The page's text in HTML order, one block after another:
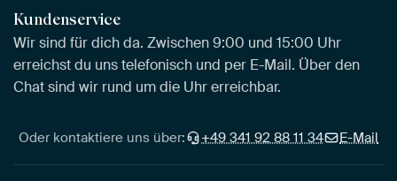
Kundenservice
Wir sind für dich da. Zwischen 9:00 und 15:00 Uhr
erreichst du uns telefonisch und per E-Mail. Über den
Chat sind wir rund um die Uhr erreichbar.
Oder kontaktiere uns über: +49 341 92 88 11 34 E-Mail